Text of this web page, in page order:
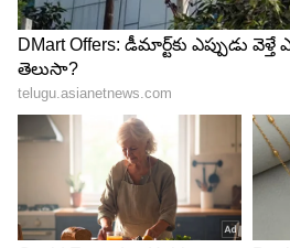
అటు సోషల్ మీడియాలో కూడా
పట్టించేలా.. హాట్ షోలు
అదరగొడుతుంది. ఏమాత్రం
అందాలు ఆరబోస్తూ.. అద్భుతం